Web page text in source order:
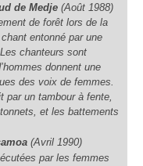
de Medje (Août 1988)
de forêt lors de la
entonné par une
chanteurs sont
donnent une
des voix de femmes.
par un tambour à fente,
et les battements
(Avril 1990)
par les femmes